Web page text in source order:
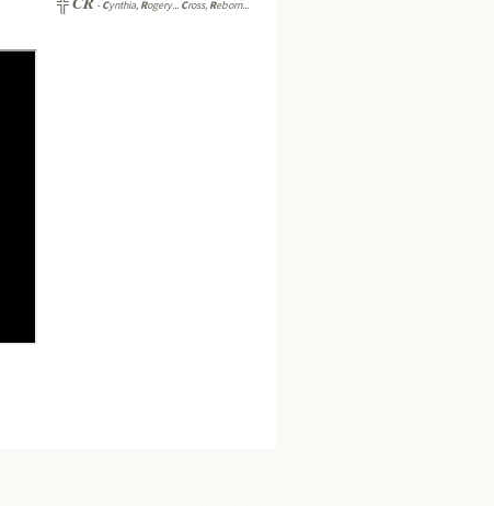
-Cynthia, Rogery... Cross, Reborn...